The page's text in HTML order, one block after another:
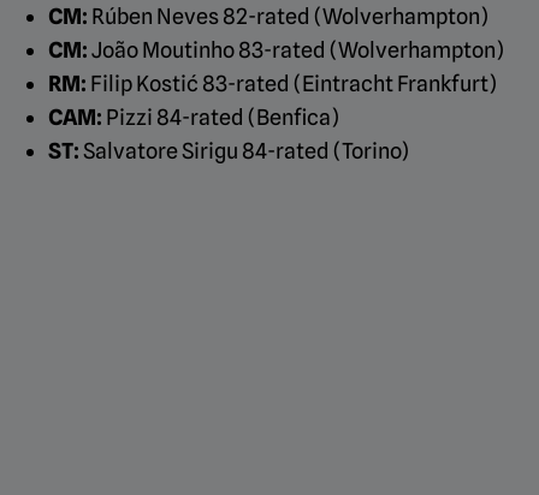
CM: Rúben Neves 82-rated (Wolverhampton)
CM:João Moutinho 83-rated (Wolverhampton)
RM: Filip Kostić 83-rated (Eintracht Frankfurt)
CAM: Pizzi 84-rated (Benfica)
ST:Salvatore Sirigu 84-rated (Torino)